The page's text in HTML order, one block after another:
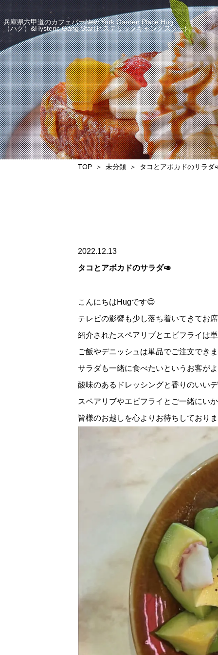
兵庫県六甲道のカフェバーNew York Garden Place Hug
（ハグ）&Hysteric Gang Star(ヒステリックギャングスター)
TOP 未分類 タコとアボカドのサラダ
2022.12.13
タコとアボカドのサラダ🥑
こんにちはHugです😊
テレビの影響も少し落ち着いてきてお
紹介されたスペアリブとエビフライは
ご飯やデニッシュは単品でご注文でき
サラダも一緒に食べたいというお客が
酸味のあるドレッシングと香りのいい
スペアリブやエビフライとご一緒にい
皆様のお越しを心よりお待ちしており